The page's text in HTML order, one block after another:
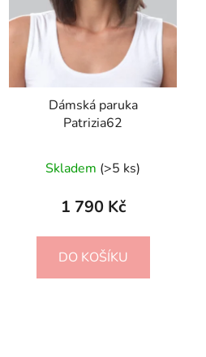
Dámská paruka
Patrizia62
Skladem (>5 ks)
1 790 Kč
DO KOŠÍKU